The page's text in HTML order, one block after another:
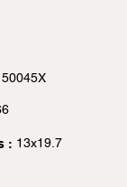
: 13x19.7